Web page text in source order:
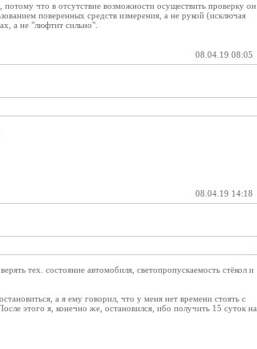
что в отсутствие возможности осуществить проверку он
поверенных средств измерения, а не рукой (исключая
а не "люфтит сильно".
08.04.19 08:05
08.04.19 14:18
тех. состояние автомобиля, светопропускаемость стёкол и
а я ему говорил, что у меня нет времени стоять с
этого я, конечно же, остановился, ибо получить 15 суток на